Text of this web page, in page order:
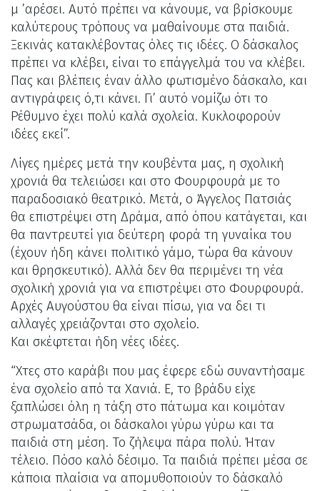
μ ’αρέσει. Αυτό πρέπει να κάνουμε, να βρίσκουμε
καλύτερους τρόπους να μαθαίνουμε στα παιδιά.
Ξεκινάς κατακλέβοντας όλες τις ιδέες. Ο δάσκαλος
πρέπει να κλέβει, είναι το επάγγελμά του να κλέβει.
Πας και βλέπεις έναν άλλο φωτισμένο δάσκαλο, και
αντιγράφεις ό,τι κάνει. Γι’ αυτό νομίζω ότι το
Ρέθυμνο έχει πολύ καλά σχολεία. Κυκλοφορούν
ιδέες εκεί”.
Λίγες ημέρες μετά την κουβέντα μας, η σχολική
χρονιά θα τελειώσει και στο Φουρφουρά με το
παραδοσιακό θεατρικό. Μετά, ο Άγγελος Πατσιάς
θα επιστρέψει στη Δράμα, από όπου κατάγεται, και
θα παντρευτεί για δεύτερη φορά τη γυναίκα του
(έχουν ήδη κάνει πολιτικό γάμο, τώρα θα κάνουν
και θρησκευτικό). Αλλά δεν θα περιμένει τη νέα
σχολική χρονιά για να επιστρέψει στο Φουρφουρά.
Αρχές Αυγούστου θα είναι πίσω, για να δει τι
αλλαγές χρειάζονται στο σχολείο.
Και σκέφτεται ήδη νέες ιδέες.
“Χτες στο καράβι που μας έφερε εδώ συναντήσαμε
ένα σχολείο από τα Χανιά. Ε, το βράδυ είχε
ξαπλώσει όλη η τάξη στο πάτωμα και κοιμόταν
στρωματσάδα, οι δάσκαλοι γύρω γύρω και τα
παιδιά στη μέση. Το ζήλεψα πάρα πολύ. Ήταν
τέλειο. Πόσο καλό δέσιμο. Τα παιδιά πρέπει μέσα σε
κάποια πλαίσια να απομυθοποιούν το δάσκαλό